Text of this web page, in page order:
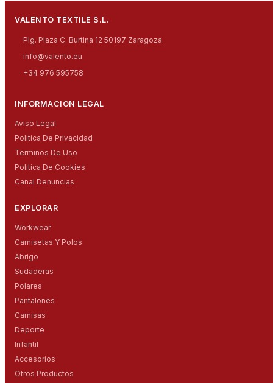
VALENTO TEXTILE S.L.
Plg. Plaza C. Burtina 12 50197 Zaragoza
info@valento.eu
+34 976 595758
INFORMACION LEGAL
Aviso Legal
Politica De Privacidad
Terminos De Uso
Politica De Cookies
Canal Denuncias
EXPLORAR
Workwear
Camisetas Y Polos
Abrigo
Sudaderas
Polares
Pantalones
Camisas
Deporte
Infantil
Accesorios
Otros Productos